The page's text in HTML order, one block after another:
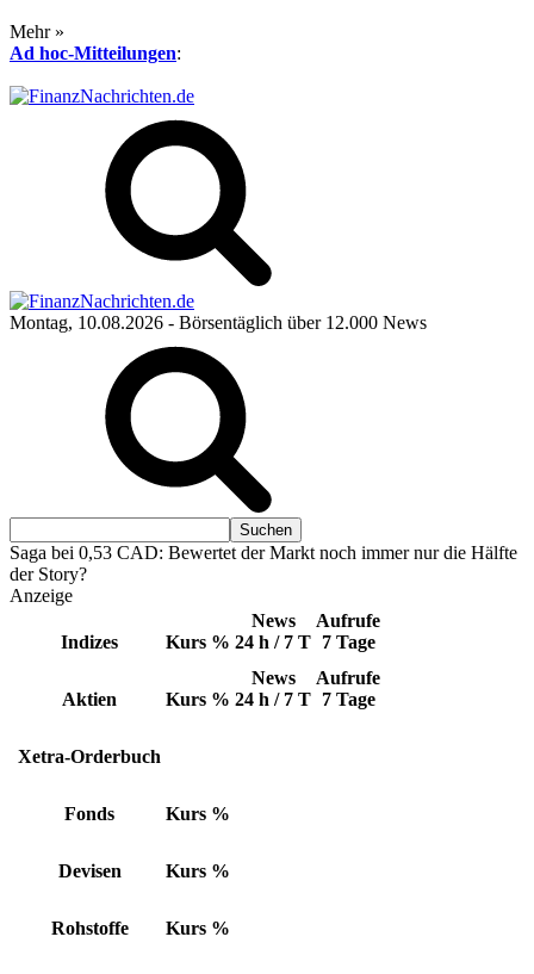
Mehr »
Ad hoc-Mitteilungen:
Montag, 10.08.2026 - Börsentäglich über 12.000 News
Saga bei 0,53 CAD: Bewertet der Markt noch immer nur die Hälfte
der Story?
Anzeige
Indizes Kurs %
News
24 h / 7 T
Aufrufe
7 Tage
Aktien Kurs %
News
24 h / 7 T
Aufrufe
7 Tage
Xetra-Orderbuch
Fonds Kurs %
Devisen Kurs %
Rohstoffe Kurs %